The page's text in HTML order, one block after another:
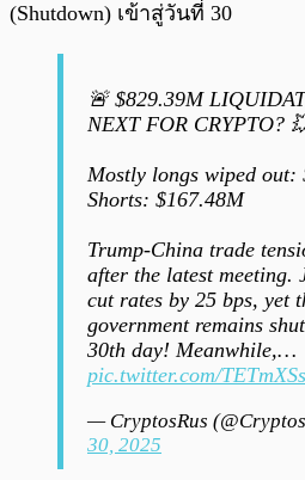
(Shutdown) เข้าสู่วันที่ 30
🚨 $829.39M
NEXT FOR CRYPTO?
Mostly longs wiped out:
Shorts: $167.48M
Trump-China trade
after the latest meeting.
cut rates by 25 bps, yet
government remains
30th day! Meanwhile,…
pic.twitter.com/
— CryptosRus
30, 2025